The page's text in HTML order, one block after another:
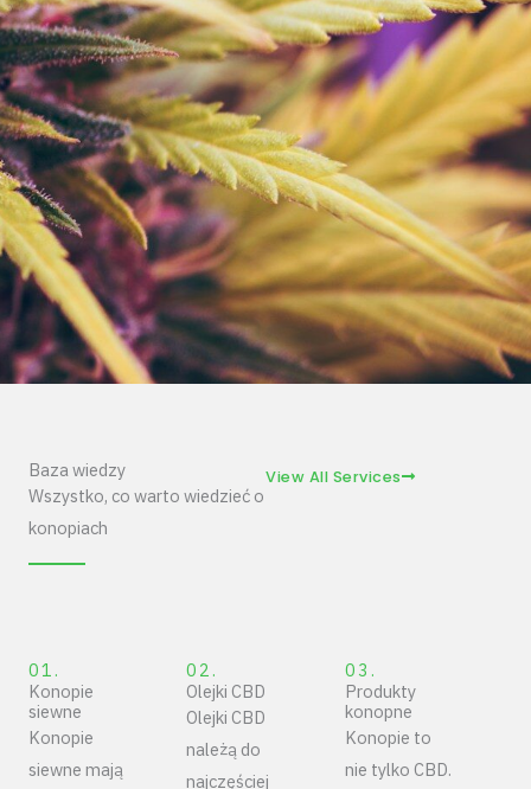
Baza wiedzy
Wszystko, co warto wiedzieć o
konopiach
View All Services
01.
Konopie
siewne
Konopie
siewne mają
02.
Olejki CBD
Olejki CBD
należą do
najczęściej
03.
Produkty
konopne
Konopie to
nie tylko CBD.